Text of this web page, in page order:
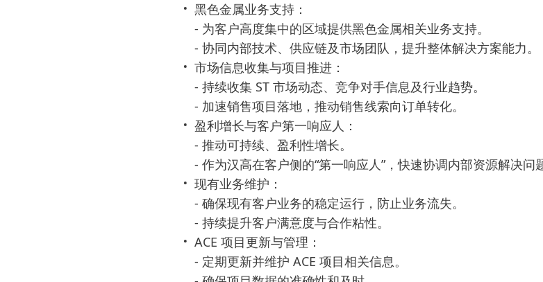
黑色金属业务支持：
- 为客户高度集中的区域提供黑色金属相关业务支持。
- 协同内部技术、供应链及市场团队，提升整体解决方案能力。
市场信息收集与项目推进：
- 持续收集 ST 市场动态、竞争对手信息及行业趋势。
- 加速销售项目落地，推动销售线索向订单转化。
盈利增长与客户第一响应人：
- 推动可持续、盈利性增长。
- 作为汉高在客户侧的“第一响应人”，快速协调内部资源解决问题
现有业务维护：
- 确保现有客户业务的稳定运行，防止业务流失。
- 持续提升客户满意度与合作粘性。
ACE 项目更新与管理：
- 定期更新并维护 ACE 项目相关信息。